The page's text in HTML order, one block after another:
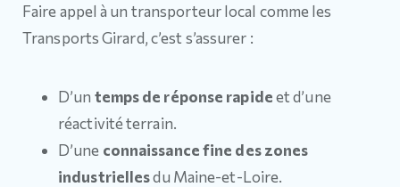
Faire appel à un transporteur local comme les
Transports Girard, c’est s’assurer :
D’un temps de réponse rapideet d’une
réactivité terrain.
D’une connaissance fine des zones
industriellesdu Maine-et-Loire.